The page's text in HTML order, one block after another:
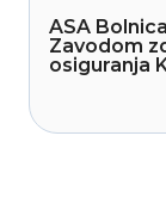
ASA
Zavodom
osiguranja